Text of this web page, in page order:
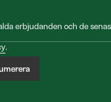
erbjudanden och de
.